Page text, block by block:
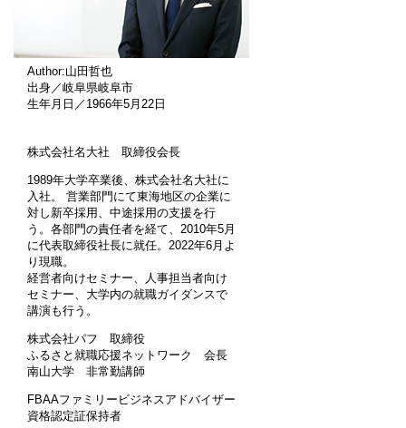
Author:山田哲也
出身／岐阜県岐阜市
生年月日／1966年5月22日
株式会社名大社 取締役会長
1989年大学卒業後、株式会社名大社に
入社。 営業部門にて東海地区の企業に
対し新卒採用、中途採用の支援を行
う。各部門の責任者を経て、2010年5月
に代表取締役社長に就任。2022年6月よ
り現職。
経営者向けセミナー、人事担当者向け
セミナー、大学内の就職ガイダンスで
講演も行う。
株式会社パフ 取締役
ふるさと就職応援ネットワーク 会長
南山大学 非常勤講師
FBAAファミリービジネスアドバイザー
資格認定証保持者